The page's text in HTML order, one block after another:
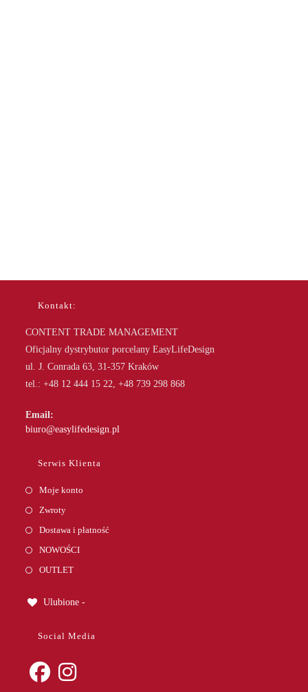
Kontakt:
CONTENT TRADE MANAGEMENT
Oficjalny dystrybutor porcelany EasyLifeDesign
ul. J. Conrada 63, 31-357 Kraków
tel.: +48 12 444 15 22, +48 739 298 868
Email:
biuro@easylifedesign.pl
Serwis Klienta
Moje konto
Zwroty
Dostawa i płatność
NOWOŚCI
OUTLET
Ulubione -
Social Media